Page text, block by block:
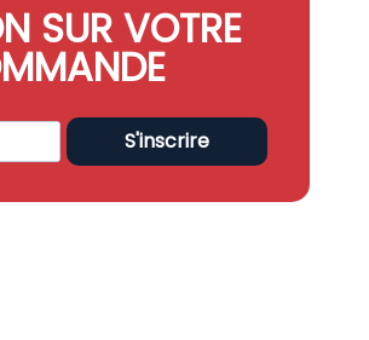
SUR VOTRE
S'inscrire